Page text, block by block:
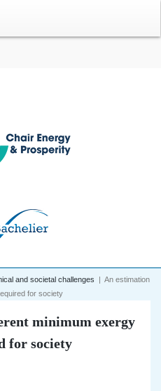
and societal challenges | An estimation
for society
minimum exergy
for society